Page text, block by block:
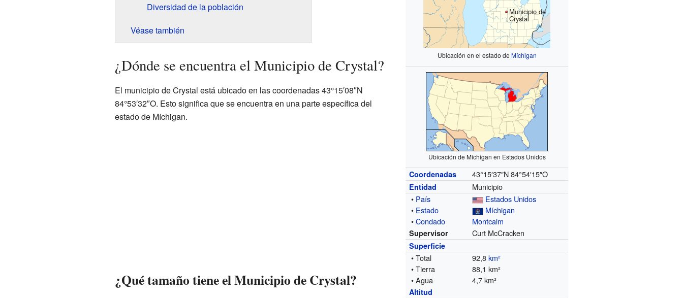
Municipio de
Crystal
Ubicación en el estado de Míchigan
Ubicación de Míchigan en Estados Unidos
Coordenadas 43°15′37″N 84°54′15″O
Entidad
Municipio
• País
Estados Unidos
• Estado
Míchigan
•Condado Montcalm
Supervisor Curt McCracken
Superficie
• Total 92,8km²
• Tierra
88,1 km²
• Agua
4,7 km²
Altitud
Diversidad de la población
Véase también
¿Dónde se encuentra el Municipio de Crystal?
El municipio de Crystal está ubicado en las coordenadas 43°15′08″N
84°53′32″O. Esto significa que se encuentra en una parte específica del
estado de Míchigan.
¿Qué tamaño tiene el Municipio de Crystal?